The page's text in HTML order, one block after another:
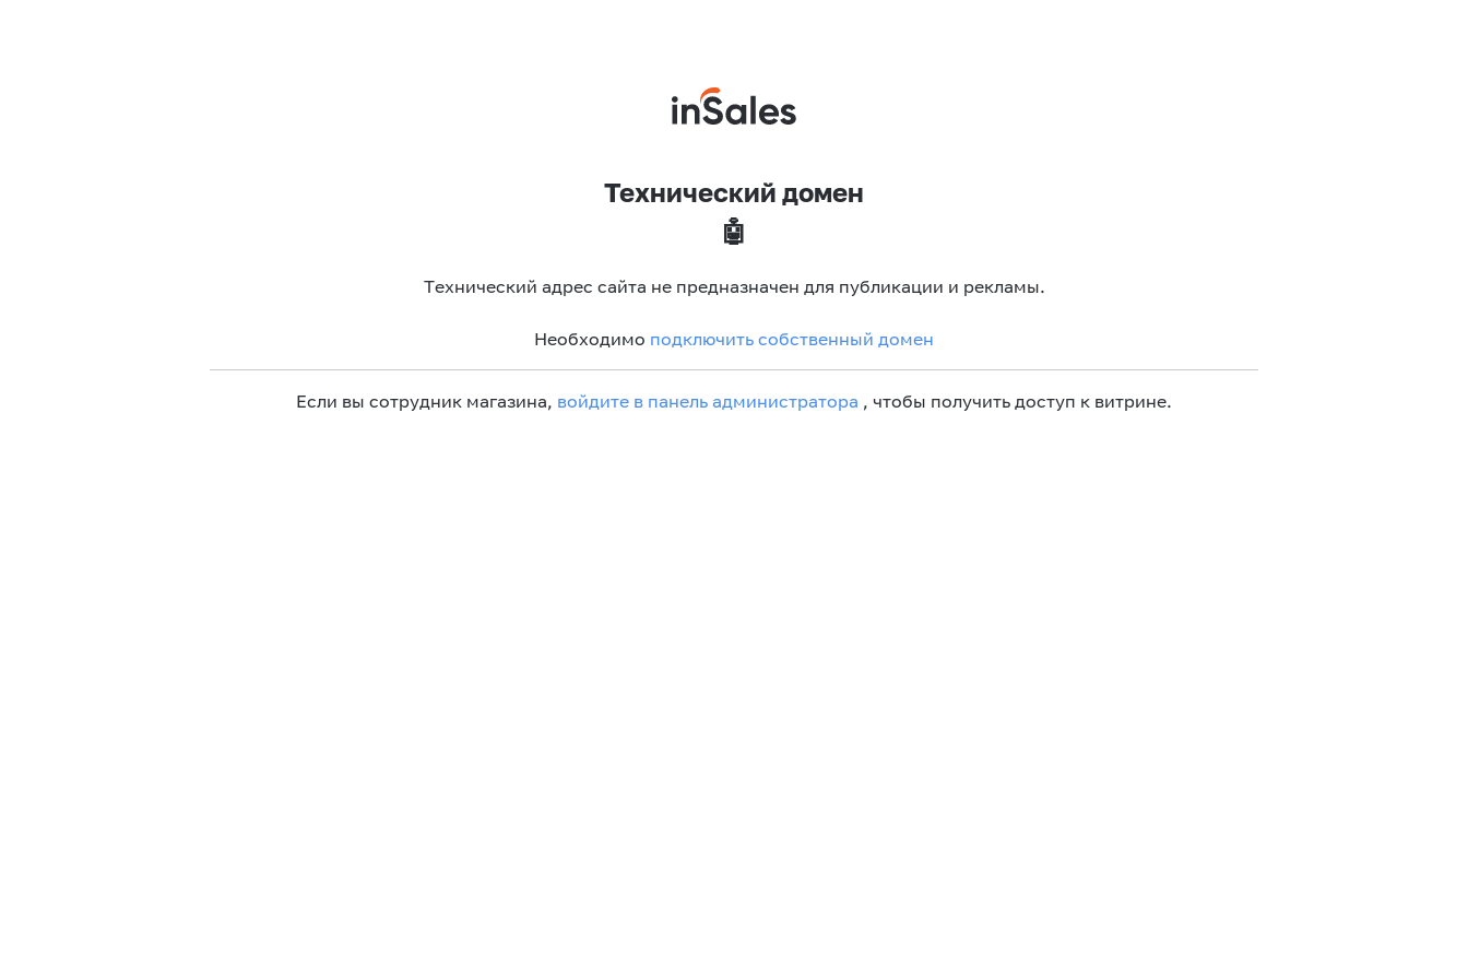
Технический домен
🤖
Технический адрес сайта не предназначен для публикации и рекламы.
Необходимо подключить собственный домен
Если вы сотрудник магазина, войдите в панель администратора , чтобы получить доступ к витрине.